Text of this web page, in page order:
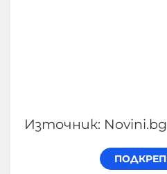
Източник: Novini.bg